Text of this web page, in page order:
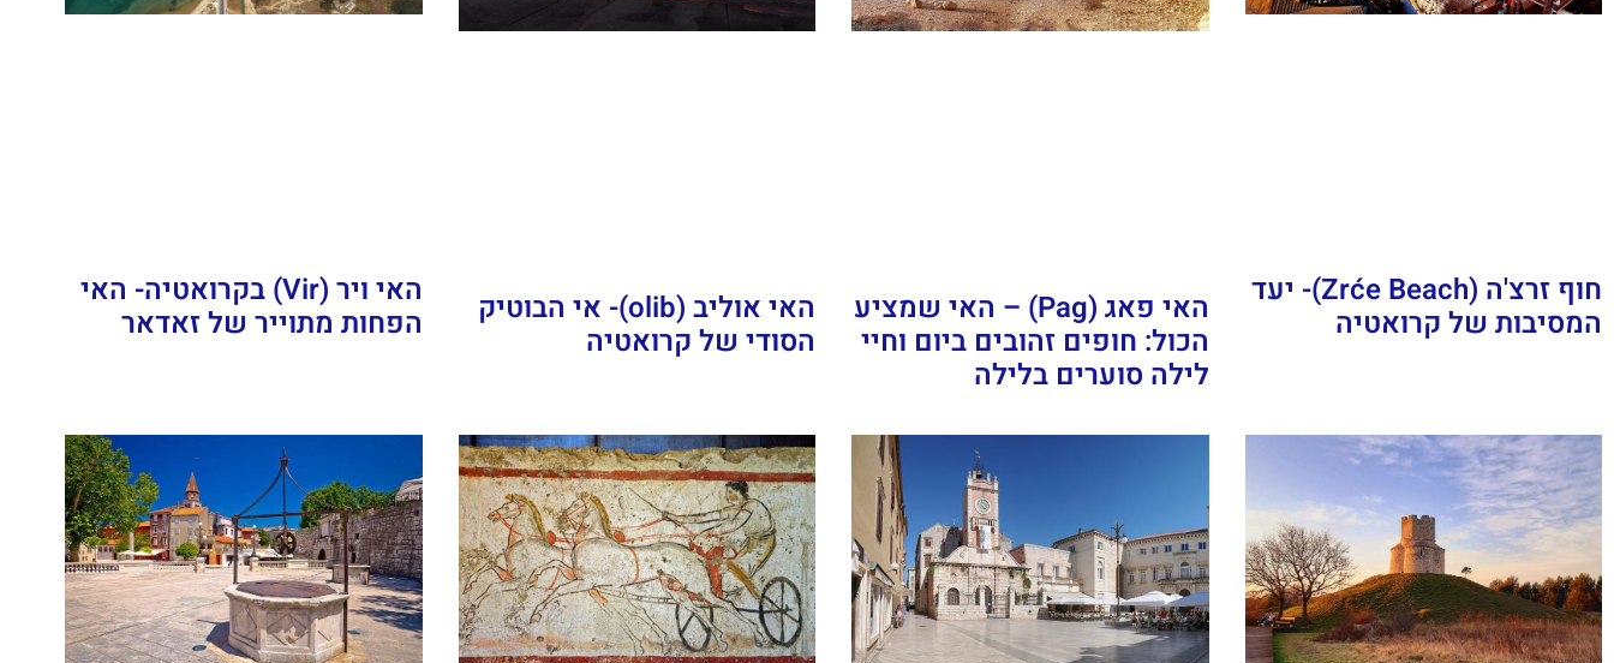
חוף זרצ'ה (Zrće Beach)- יעד
המסיבות של קרואטיה
האי פאג (Pag) – האי שמציע
הכול: חופים זהובים ביום וחיי
לילה סוערים בלילה
האי אוליב (olib)- אי הבוטיק
הסודי של קרואטיה
האי ויר (Vir) בקרואטיה- האי
הפחות מתוייר של זאדאר